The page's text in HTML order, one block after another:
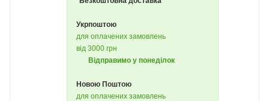
Укрпоштою
для оплачених замовлень
від 3000 грн
Відправимо у понеділок
Новою Поштою
для оплачених замовлень